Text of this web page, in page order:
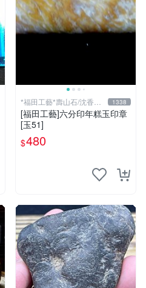
*福田工藝*壽山石/沈香檀
香
1338
[福田工藝]六分印年糕玉印章
[玉51]
$480